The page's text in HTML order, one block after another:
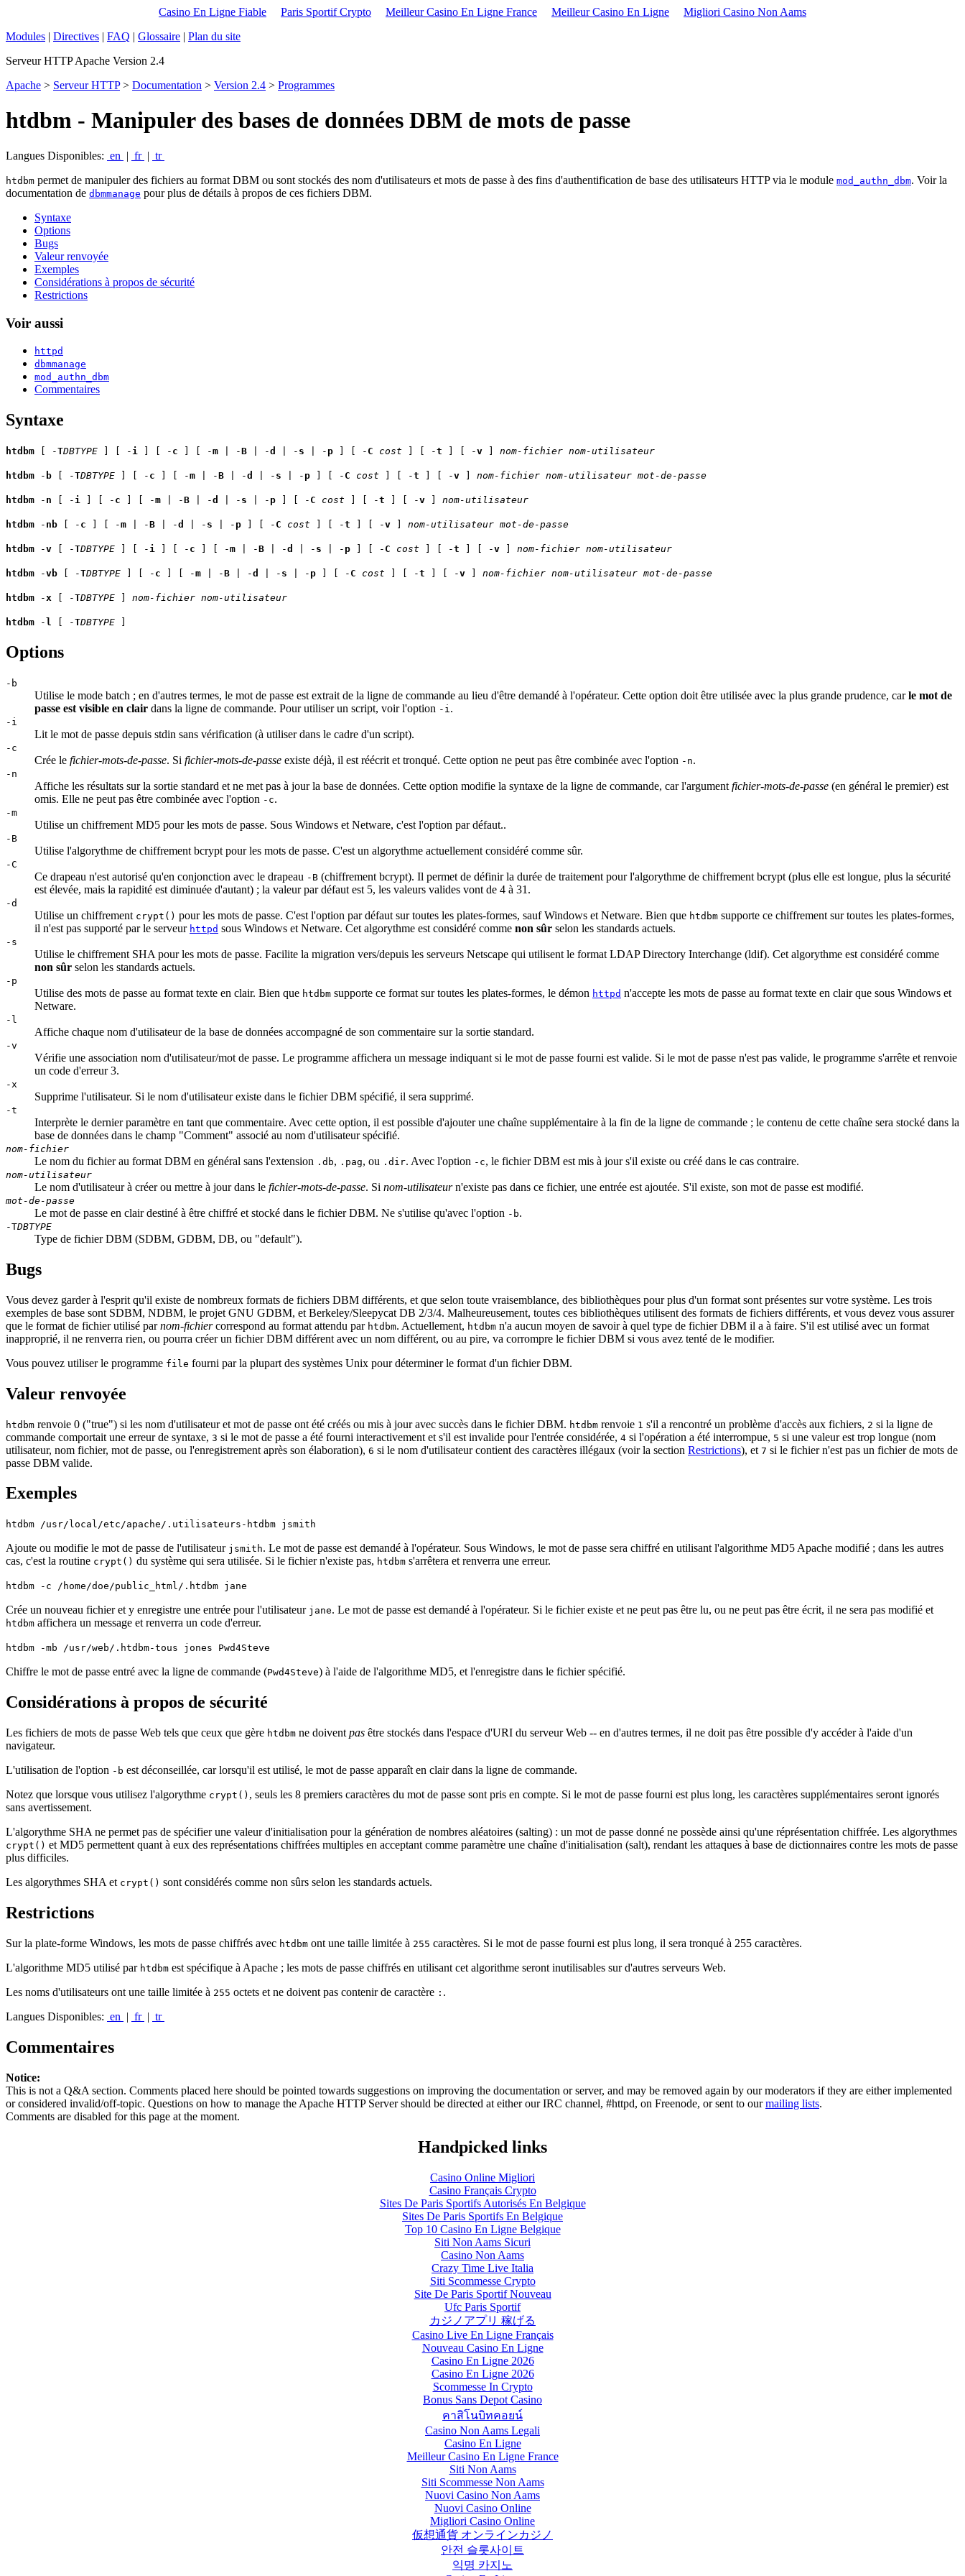
Casino En Ligne Fiable Paris Sportif Crypto Meilleur Casino En Ligne France Meilleur Casino En Ligne
Migliori Casino Non Aams
Modules | Directives | FAQ | Glossaire | Plan du site
Serveur HTTP Apache Version 2.4
Apache > Serveur HTTP> Documentation > Version 2.4 > Programmes
htdbm - Manipuler des bases de données DBM de mots de passe
Langues Disponibles: en | fr | tr
htdbm permet de manipuler des fichiers au format DBM ou sont stockés des nom d'utilisateurs et mots de passe à des fins d'authentification de base des utilisateurs HTTP via le module mod_authn_dbm. Voir la
documentation de dbmmanage pour plus de détails à propos de ces fichiers DBM.
Syntaxe
Options
Bugs
Valeur renvoyée
Exemples
Considérations à propos de sécurité
Restrictions
Voir aussi
httpd
dbmmanage
mod_authn_dbm
Commentaires
Syntaxe
htdbm [ -TDBTYPE ] [ -i ] [ - c ] [ -m | -B | -d | - s | - p ] [ - C cost ] [ -t ] [ -v nom-fichier nom-utilisateur
htdbm - b [ -TDBTYPE ] [ - c ] [ -m | -B | -d | - s | - p ] [ - C cost ] [ -t ] [ -v nom-fichier nom-utilisateur mot-de-passe
htdbm - n [ -i ] [ - c ] [ -m | -B | -d | - s | - p ] [ - C cost ] [ -t ] [ -v nom-utilisateur
htdbm - nb [ - c ] [ -m | -B | -d | - s | - p ] [ - C cost ] [ -t ] [ -v nom-utilisateur mot-de-passe
htdbm -v [ -TDBTYPE ] [ -i ] [ - c ] [ -m | -B | -d | - s | - p ] [ - C cost ] [ -t ] [ -v nom-fichier nom-utilisateur
htdbm -vb [ -TDBTYPE ] [ - c ] [ -m | -B | -d | - s | - p ] [ - C cost ] [ -t ] [ -v nom-fichier nom-utilisateur mot-de-passe
htdbm -x [ -TDBTYPE nom-fichier nom-utilisateur
htdbm - l [ -TDBTYPE
Options
-b
Utilise le mode batch ; en d'autres termes, le mot de passe est extrait de la ligne de commande au lieu d'être demandé à l'opérateur. Cette option doit être utilisée avec la plus grande prudence, carle mot de
passe est visible en clair dans la ligne de commande. Pour utiliser un script, voir l'option -i .
-i
Lit le mot de passe depuis stdin sans vérification (à utiliser dans le cadre d'un script).
-c
Crée le fichier-mots-de-passe. Si fichier-mots-de-passe existe déjà, il est réécrit et tronqué. Cette option ne peut pas être combinée avec l'option -n.
-n
Affiche les résultats sur la sortie standard et ne met pas à jour la base de données. Cette option modifie la syntaxe de la ligne de commande, car l'argument fichier-mots-de-passe (en général le premier) est
omis. Elle ne peut pas être combinée avec l'option -c.
-m
Utilise un chiffrement MD5 pour les mots de passe. Sous Windows et Netware, c'est l'option par défaut..
-B
Utilise l'algorythme de chiffrement bcrypt pour les mots de passe. C'est un algorythme actuellement considéré comme sûr.
-C
Ce drapeau n'est autorisé qu'en conjonction avec le drapeau -B (chiffrement bcrypt). Il permet de définir la durée de traitement pour l'algorythme de chiffrement bcrypt (plus elle est longue, plus la sécurité
est élevée, mais la rapidité est diminuée d'autant) ; la valeur par défaut est 5, les valeurs valides vont de 4 à 31.
-d
Utilise un chiffrement crypt() pour les mots de passe. C'est l'option par défaut sur toutes les plates-formes, sauf Windows et Netware. Bien que htdbm supporte ce chiffrement sur toutes les plates-formes,
il n'est pas supporté par le serveur httpd sous Windows et Netware. Cet algorythme est considéré comme non sûr selon les standards actuels.
-s
Utilise le chiffrement SHA pour les mots de passe. Facilite la migration vers/depuis les serveurs Netscape qui utilisent le format LDAP Directory Interchange (ldif). Cet algorythme est considéré comme
non sûr selon les standards actuels.
-p
Utilise des mots de passe au format texte en clair. Bien que htdbm supporte ce format sur toutes les plates-formes, le démon httpd n'accepte les mots de passe au format texte en clair que sous Windows et
Netware.
-l
Affiche chaque nom d'utilisateur de la base de données accompagné de son commentaire sur la sortie standard.
-v
Vérifie une association nom d'utilisateur/mot de passe. Le programme affichera un message indiquant si le mot de passe fourni est valide. Si le mot de passe n'est pas valide, le programme s'arrête et renvoie
un code d'erreur 3.
-x
Supprime l'utilisateur. Si le nom d'utilisateur existe dans le fichier DBM spécifié, il sera supprimé.
-t
Interprète le dernier paramètre en tant que commentaire. Avec cette option, il est possible d'ajouter une chaîne supplémentaire à la fin de la ligne de commande ; le contenu de cette chaîne sera stocké dans la
base de données dans le champ "Comment" associé au nom d'utilisateur spécifié.
nom-fichier
Le nom du fichier au format DBM en général sans l'extension .db, .pag, ou .dir. Avec l'option -c, le fichier DBM est mis à jour s'il existe ou créé dans le cas contraire.
nom-utilisateur
Le nom d'utilisateur à créer ou mettre à jour dans le fichier-mots-de-passe. Si nom-utilisateurn'existe pas dans ce fichier, une entrée est ajoutée. S'il existe, son mot de passe est modifié.
mot-de-passe
Le mot de passe en clair destiné à être chiffré et stocké dans le fichier DBM. Ne s'utilise qu'avec l'option -b.
-TDBTYPE
Type de fichier DBM (SDBM, GDBM, DB, ou "default").
Bugs
Vous devez garder à l'esprit qu'il existe de nombreux formats de fichiers DBM différents, et que selon toute vraisemblance, des bibliothèques pour plus d'un format sont présentes sur votre système. Les trois
exemples de base sont SDBM, NDBM, le projet GNU GDBM, et Berkeley/Sleepycat DB 2/3/4. Malheureusement, toutes ces bibliothèques utilisent des formats de fichiers différents, et vous devez vous assurer
que le format de fichier utilisé parnom-fichiercorrespond au format attendu par htdbm. Actuellement, htdbm n'a aucun moyen de savoir à quel type de fichier DBM il a à faire. S'il est utilisé avec un format
inapproprié, il ne renverra rien, ou pourra créer un fichier DBM différent avec un nom différent, ou au pire, va corrompre le fichier DBM si vous avez tenté de le modifier.
Vous pouvez utiliser le programme file fourni par la plupart des systèmes Unix pour déterminer le format d'un fichier DBM.
Valeur renvoyée
htdbm renvoie 0 ("true") si les nom d'utilisateur et mot de passe ont été créés ou mis à jour avec succès dans le fichier DBM. htdbm renvoie 1 s'il a rencontré un problème d'accès aux fichiers, 2 si la ligne de
commande comportait une erreur de syntaxe, 3 si le mot de passe a été fourni interactivement et s'il est invalide pour l'entrée considérée, 4 si l'opération a été interrompue, 5 si une valeur est trop longue (nom
utilisateur, nom fichier, mot de passe, ou l'enregistrement après son élaboration), 6 si le nom d'utilisateur contient des caractères illégaux (voir la section Restrictions), et 7 si le fichier n'est pas un fichier de mots de
passe DBM valide.
Exemples
htdbm /usr/local/etc/apache/.utilisateurs-htdbm jsmith
Ajoute ou modifie le mot de passe de l'utilisateur jsmith. Le mot de passe est demandé à l'opérateur. Sous Windows, le mot de passe sera chiffré en utilisant l'algorithme MD5 Apache modifié ; dans les autres
cas, c'est la routine crypt() du système qui sera utilisée. Si le fichier n'existe pas, htdbm s'arrêtera et renverra une erreur.
htdbm -c /home/doe/public_html/.htdbm jane
Crée un nouveau fichier et y enregistre une entrée pour l'utilisateur jane. Le mot de passe est demandé à l'opérateur. Si le fichier existe et ne peut pas être lu, ou ne peut pas être écrit, il ne sera pas modifié et
htdbm affichera un message et renverra un code d'erreur.
htdbm -mb /usr/web/.htdbm-tous jones Pwd4Steve
Chiffre le mot de passe entré avec la ligne de commande (Pwd4Steve) à l'aide de l'algorithme MD5, et l'enregistre dans le fichier spécifié.
Considérations à propos de sécurité
Les fichiers de mots de passe Web tels que ceux que gère htdbm ne doivent pas être stockés dans l'espace d'URI du serveur Web -- en d'autres termes, il ne doit pas être possible d'y accéder à l'aide d'un
navigateur.
L'utilisation de l'option -b est déconseillée, car lorsqu'il est utilisé, le mot de passe apparaît en clair dans la ligne de commande.
Notez que lorsque vous utilisez l'algorythme crypt() , seuls les 8 premiers caractères du mot de passe sont pris en compte. Si le mot de passe fourni est plus long, les caractères supplémentaires seront ignorés
sans avertissement.
L'algorythme SHA ne permet pas de spécifier une valeur d'initialisation pour la génération de nombres aléatoires (salting) : un mot de passe donné ne possède ainsi qu'une réprésentation chiffrée. Les algorythmes
crypt() et MD5 permettent quant à eux des représentations chiffrées multiples en acceptant comme paramètre une chaîne d'initialisation (salt), rendant les attaques à base de dictionnaires contre les mots de passe
plus difficiles.
Les algorythmes SHA et crypt() sont considérés comme non sûrs selon les standards actuels.
Restrictions
Sur la plate-forme Windows, les mots de passe chiffrés avec htdbm ont une taille limitée à 255 caractères. Si le mot de passe fourni est plus long, il sera tronqué à 255 caractères.
L'algorithme MD5 utilisé par htdbm est spécifique à Apache ; les mots de passe chiffrés en utilisant cet algorithme seront inutilisables sur d'autres serveurs Web.
Les noms d'utilisateurs ont une taille limitée à 255 octets et ne doivent pas contenir de caractère : .
Langues Disponibles: en | fr | tr
Commentaires
Notice:
This is not a Q&A section. Comments placed here should be pointed towards suggestions on improving the documentation or server, and may be removed again by our moderators if they are either implemented
or considered invalid/off-topic. Questions on how to manage the Apache HTTP Server should be directed at either our IRC channel, #httpd, on Freenode, or sent to ourmailing lists.
Comments are disabled for this page at the moment.
Handpicked links
Casino Online Migliori
Casino Français Crypto
Sites De Paris Sportifs Autorisés En Belgique
Sites De Paris Sportifs En Belgique
Top 10 Casino En Ligne Belgique
Siti Non Aams Sicuri
Casino Non Aams
Crazy Time Live Italia
Siti Scommesse Crypto
Site De Paris Sportif Nouveau
Ufc Paris Sportif
カジノアプリ 稼げる
Casino Live En Ligne Français
Nouveau Casino En Ligne
Casino En Ligne 2026
Casino En Ligne 2026
Scommesse In Crypto
Bonus Sans Depot Casino
คาสิโนบิทคอยน์
Casino Non Aams Legali
Casino En Ligne
Meilleur Casino En Ligne France
Siti Non Aams
Siti Scommesse Non Aams
Nuovi Casino Non Aams
Nuovi Casino Online
Migliori Casino Online
仮想通貨 オンラインカジノ
안전 슬롯사이트
익명 카지노